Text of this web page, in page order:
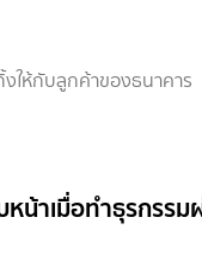
ให้กับลูกค้าของธนาคาร
น้าเมื่อทำธุรกรรม